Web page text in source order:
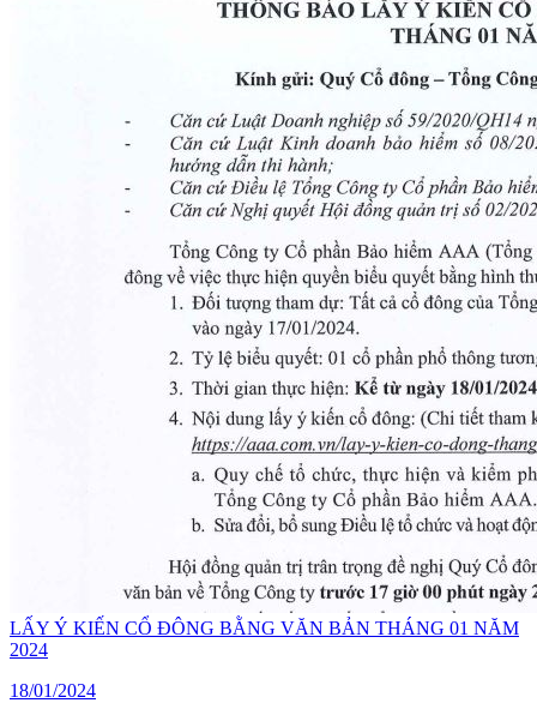
LẤY Ý KIẾN CỔ ĐÔNG BẰNG VĂN BẢN THÁNG 01 NĂM
2024
18/01/2024